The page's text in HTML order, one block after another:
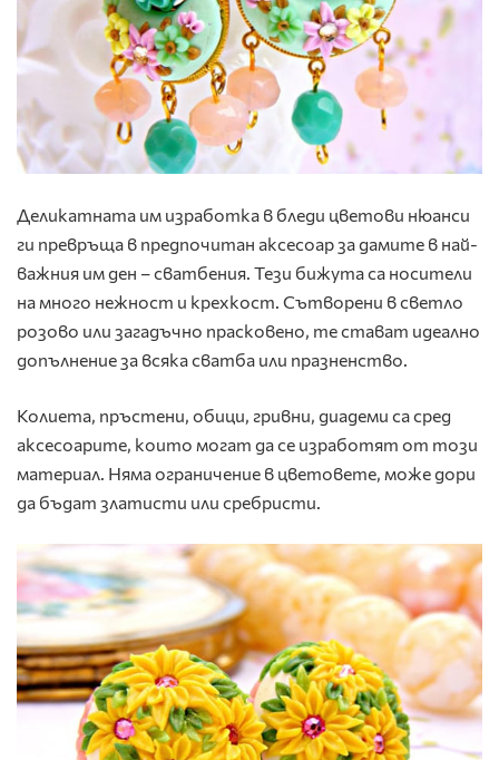
Деликатната им изработка в бледи цветови нюанси
ги превръща в предпочитан аксесоар за дамите в най-
важния им ден – сватбения. Тези бижута са носители
на много нежност и крехкост. Сътворени в светло
розово или загадъчно прасковено, те стават идеално
допълнение за всяка сватба или празненство.
Колиета, пръстени, обици, гривни, диадеми са сред
аксесоарите, които могат да се изработят от този
материал. Няма ограничение в цветовете, може дори
да бъдат златисти или сребристи.